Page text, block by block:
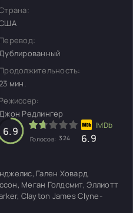
Перевод:
Продолжительность:
мин.
Режиссер:
Редлингер
6.9
Голосов: 324 6.9
Гален Ховард,
Меган Голдсмит, Эллиотт
Clayton James Clyne-